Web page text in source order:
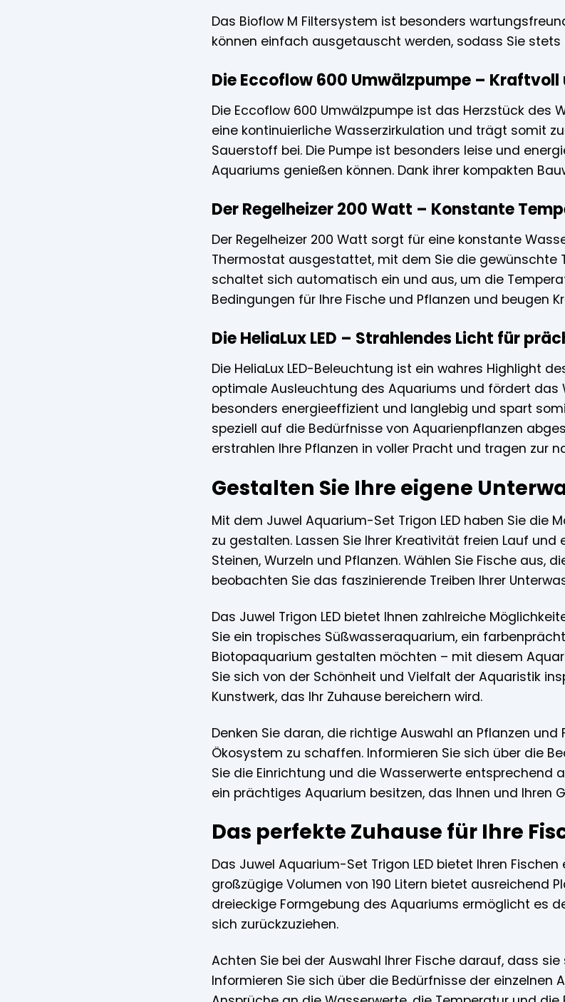
Das Bioflow M Filtersystem ist besonders
können einfach ausgetauscht werden, sodass Sie
Die Eccoflow 600 Umwälzpumpe – Kraftvoll
Die Eccoflow 600 Umwälzpumpe ist das Herzstück des
eine kontinuierliche Wasserzirkulation und trägt somit
Sauerstoff bei. Die Pumpe ist besonders leise und
Aquariums genießen können. Dank ihrer kompakten
Der Regelheizer 200 Watt – Konstante
Der Regelheizer 200 Watt sorgt für eine konstante
Thermostat ausgestattet, mit dem Sie die gewünschte
schaltet sich automatisch ein und aus, um die
Bedingungen für Ihre Fische und Pflanzen und beugen
Die HeliaLux LED – Strahlendes Licht für
Die HeliaLux LED-Beleuchtung ist ein wahres Highlight
optimale Ausleuchtung des Aquariums und fördert das
besonders energieeffizient und langlebig und spart
speziell auf die Bedürfnisse von Aquarienpflanzen
erstrahlen Ihre Pflanzen in voller Pracht und tragen zur
Gestalten Sie Ihre eigene
Mit dem Juwel Aquarium-Set Trigon LED haben Sie die
zu gestalten. Lassen Sie Ihrer Kreativität freien Lauf
Steinen, Wurzeln und Pflanzen. Wählen Sie Fische aus,
beobachten Sie das faszinierende Treiben Ihrer
Das Juwel Trigon LED bietet Ihnen zahlreiche
Sie ein tropisches Süßwasseraquarium, ein
Biotopaquarium gestalten möchten – mit diesem
Sie sich von der Schönheit und Vielfalt der Aquaristik
Kunstwerk, das Ihr Zuhause bereichern wird.
Denken Sie daran, die richtige Auswahl an Pflanzen
Ökosystem zu schaffen. Informieren Sie sich über die
Sie die Einrichtung und die Wasserwerte entsprechend
ein prächtiges Aquarium besitzen, das Ihnen und Ihren
Das perfekte Zuhause für Ihre
Das Juwel Aquarium-Set Trigon LED bietet Ihren
großzügige Volumen von 190 Litern bietet ausreichend
dreieckige Formgebung des Aquariums ermöglicht es
sich zurückzuziehen.
Achten Sie bei der Auswahl Ihrer Fische darauf, dass
Informieren Sie sich über die Bedürfnisse der einzelnen